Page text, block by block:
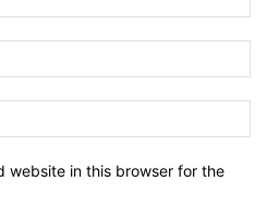
website in this browser for the